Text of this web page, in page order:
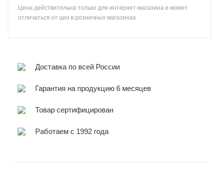
Цена действительна только для интернет-магазина и может
отличаться от цен в розничных магазинах
Доставка по всей России
Гарантия на продукцию 6 месяцев
Товар сертифицирован
Работаем с 1992 года